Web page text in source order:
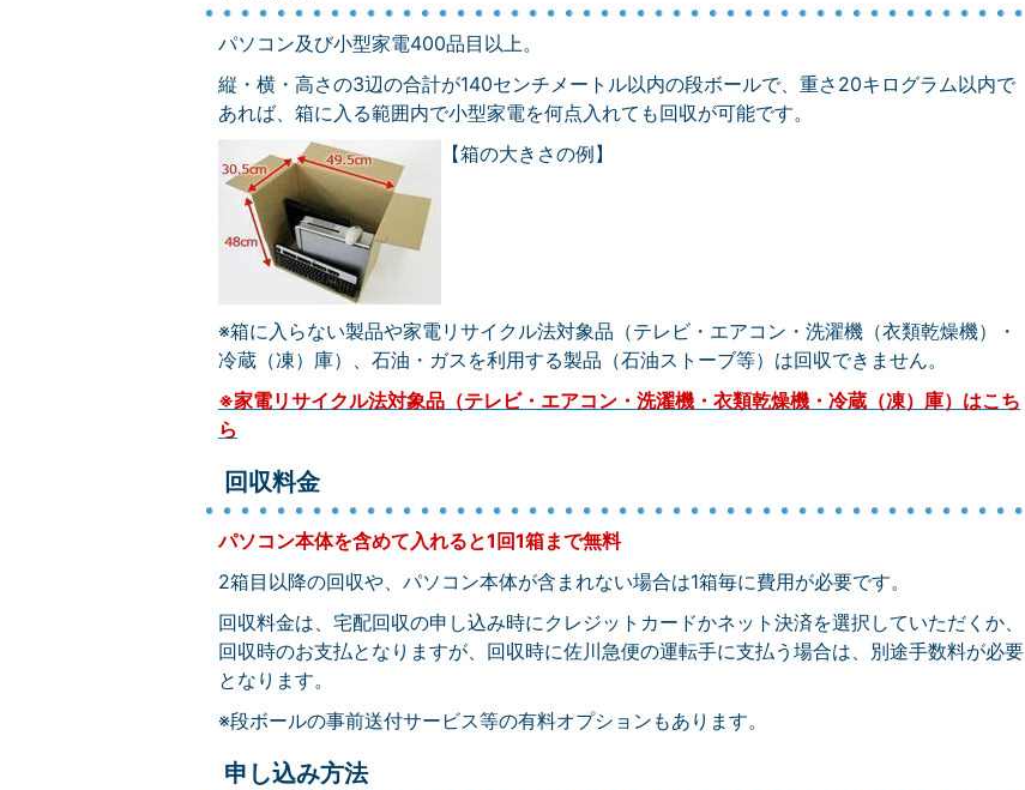
パソコン及び小型家電400品目以上。
縦・横・高さの3辺の合計が140センチメートル以内の段ボールで、重さ20キログラム以内で
あれば、箱に入る範囲内で小型家電を何点入れても回収が可能です。
【箱の大きさの例】
※箱に入らない製品や家電リサイクル法対象品（テレビ・エアコン・洗濯機（衣類乾燥機）・
冷蔵（凍）庫）、石油・ガスを利用する製品（石油ストーブ等）は回収できません。
※家電リサイクル法対象品（テレビ・エアコン・洗濯機・衣類乾燥機・冷蔵（凍）庫）はこち
ら
回収料金
パソコン本体を含めて入れると1回1箱まで無料
2箱目以降の回収や、パソコン本体が含まれない場合は1箱毎に費用が必要です。
回収料金は、宅配回収の申し込み時にクレジットカードかネット決済を選択していただくか、
回収時のお支払となりますが、回収時に佐川急便の運転手に支払う場合は、別途手数料が必要
となります。
※段ボールの事前送付サービス等の有料オプションもあります。
申し込み方法